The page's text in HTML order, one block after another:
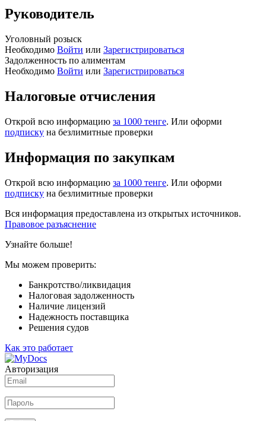
Руководитель
Уголовный розыск
Необходимо Войти или Зарегистрироваться
Задолженность по алиментам
Необходимо Войти или Зарегистрироваться
Налоговые отчисления
Открой всю информацию за 1000 тенге. Или оформи
подписку на безлимитные проверки
Информация по закупкам
Открой всю информацию за 1000 тенге. Или оформи
подписку на безлимитные проверки
Вся информация предоставлена из открытых источников.
Правовое разъяснение
Узнайте больше!
Мы можем проверить:
Банкротство/ликвидация
Налоговая задолженность
Наличие лицензий
Надежность поставщика
Решения судов
Как это работает
Авторизация